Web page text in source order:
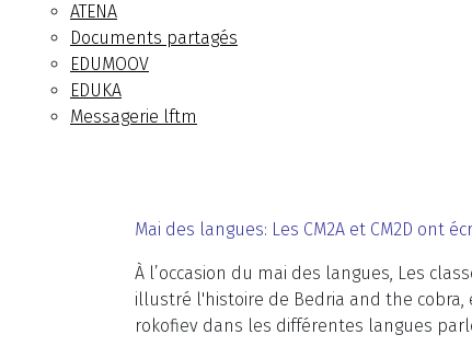
ATENA
Documents partagés
EDUMOOV
EDUKA
Messagerie lftm
Mai des langues: Les CM2A et CM2D ont
À l’occasion du mai des langues, Les
illustré l'histoire de Bedria and the
rokofiev dans les différentes langues